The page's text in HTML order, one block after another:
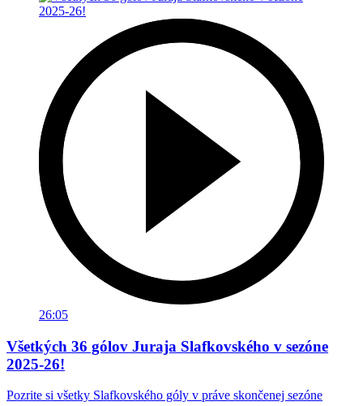
26:05
Všetkých 36 gólov Juraja Slafkovského v sezóne
2025-26!
Pozrite si všetky Slafkovského góly v práve skončenej sezóne